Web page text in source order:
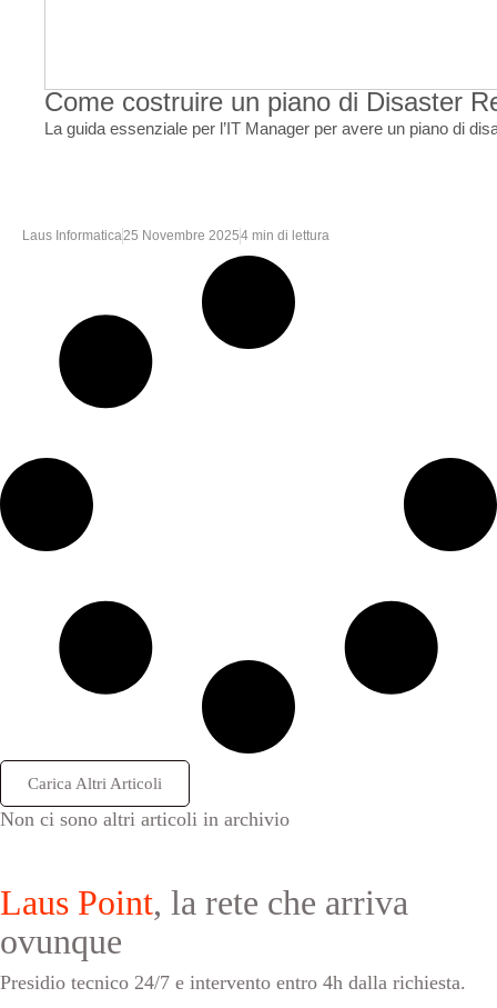
Come costruire un piano di Disaster
La guida essenziale per l’IT Manager per avere un piano di
Laus Informatica25 Novembre 20254 min di lettura
Carica Altri Articoli
Non ci sono altri articoli in archivio
Laus Point, la rete che arriva
ovunque
Presidio tecnico 24/7 e intervento entro 4h dalla richiesta.